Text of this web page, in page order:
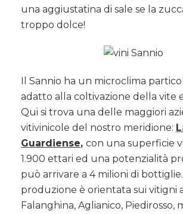
una aggiustatina di sale se la
troppo dolce!
Il Sannio ha un microclima
adatto alla coltivazione della vite
Qui si trova una delle maggiori
vitivinicole del nostro meridione:
Guardiense, con una superficie
1.900 ettari ed una potenzialità
può arrivare a 4 milioni di bottiglie.
produzione è orientata sui vitigni
Falanghina, Aglianico, Piedirosso,